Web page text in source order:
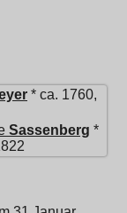
* ca. 1760,
Sassenberg *